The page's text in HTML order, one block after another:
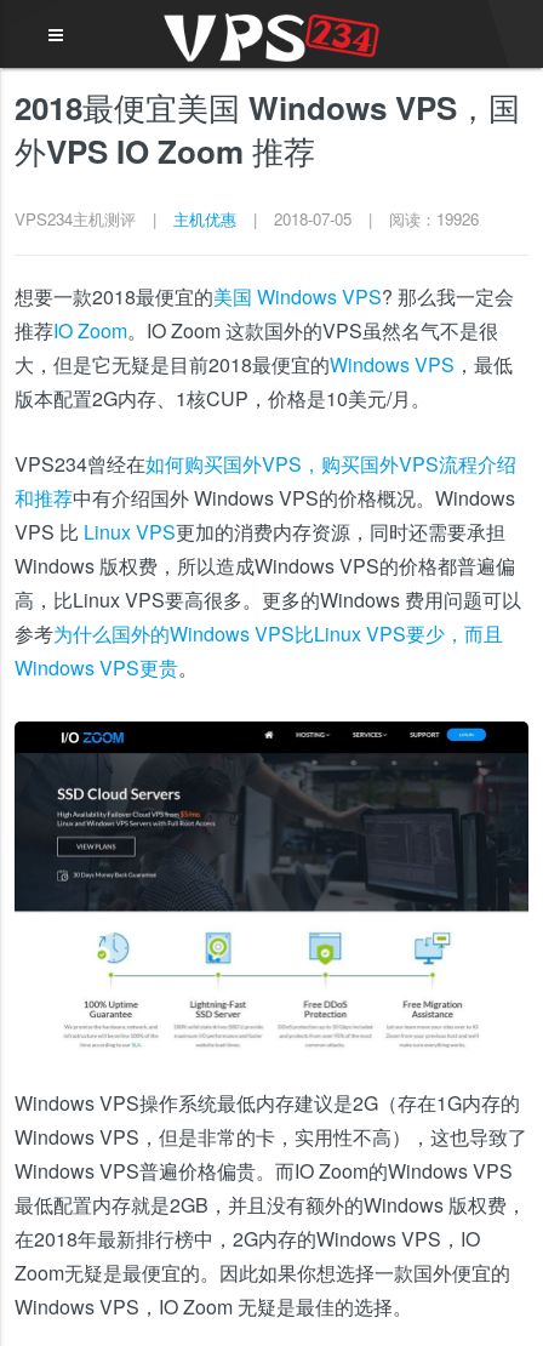
2018最便宜美国 Windows VPS，国
外VPS IO Zoom 推荐
VPS234主机测评 | 主机优惠 | 2018-07-05 | 阅读：19926
想要一款2018最便宜的美国 Windows VPS? 那么我一定会
推荐IO Zoom。IO Zoom 这款国外的VPS虽然名气不是很
大，但是它无疑是目前2018最便宜的Windows VPS ，最低
版本配置2G内存、1核CUP，价格是10美元/月。
VPS234曾经在如何购买国外VPS，购买国外VPS流程介绍
和推荐中有介绍国外 Windows VPS的价格概况。Windows
VPS 比 Linux VPS更加的消费内存资源，同时还需要承担
Windows 版权费，所以造成Windows VPS的价格都普遍偏
高，比Linux VPS要高很多。更多的Windows 费用问题可以
参考为什么国外的Windows VPS比Linux VPS要少，而且
Windows VPS更贵。
Windows VPS操作系统最低内存建议是2G（存在1G内存的
Windows VPS，但是非常的卡，实用性不高），这也导致了
Windows VPS普遍价格偏贵。而IO Zoom的Windows VPS
最低配置内存就是2GB，并且没有额外的Windows 版权费，
在2018年最新排行榜中，2G内存的Windows VPS，IO
Zoom无疑是最便宜的。因此如果你想选择一款国外便宜的
Windows VPS，IO Zoom 无疑是最佳的选择。